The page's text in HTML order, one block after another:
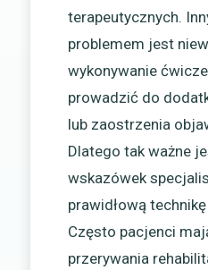
terapeutycznych.
problemem jest
wykonywanie
prowadzić do
lub zaostrzenia
Dlatego tak ważne
wskazówek
prawidłową
Często pacjenci
przerywania